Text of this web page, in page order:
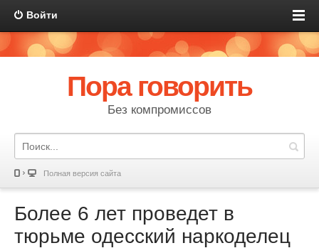
Войти
Пора говорить
Без компромиссов
Полная версия сайта
Более 6 лет проведет в
тюрьме одесский наркоделец